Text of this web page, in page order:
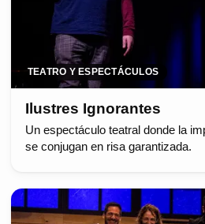
TEATRO Y ESPECTÁCULOS
Ilustres Ignorantes
Un espectáculo teatral donde la
se conjugan en risa garantizada.